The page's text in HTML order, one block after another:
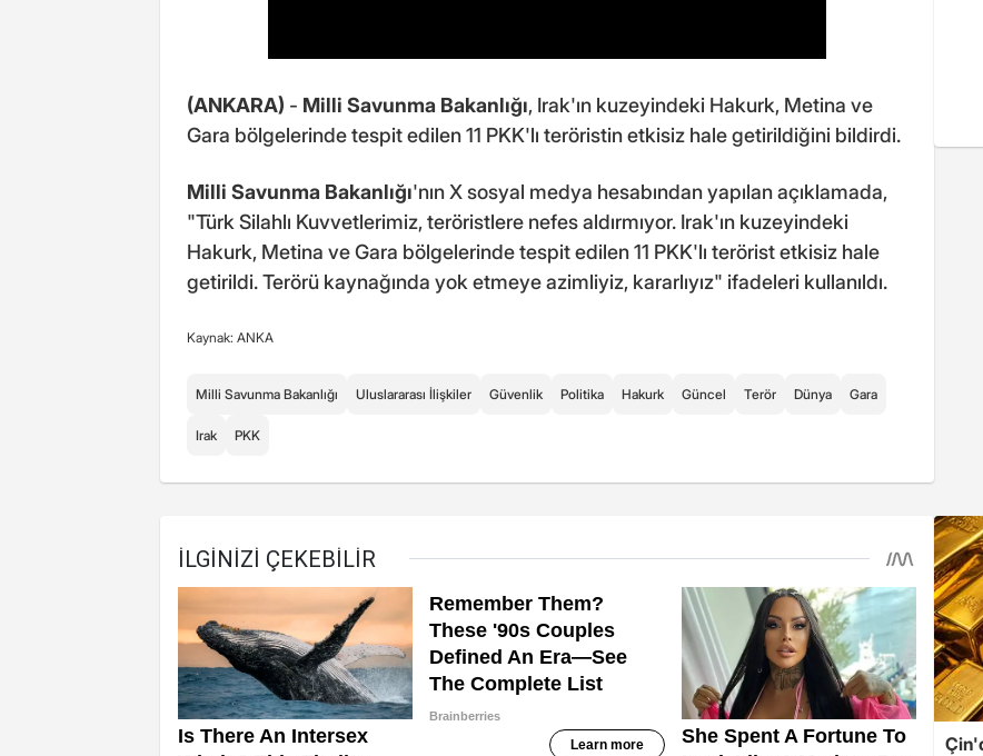
(ANKARA) - Milli Savunma Bakanlığı, Irak'ın kuzeyindeki Hakurk, Metina ve
Gara bölgelerinde tespit edilen 11 PKK'lı teröristin etkisiz hale getirildiğini bildirdi.
Milli Savunma Bakanlığı'nın X sosyal medya hesabından yapılan açıklamada,
"Türk Silahlı Kuvvetlerimiz, teröristlere nefes aldırmıyor. Irak'ın kuzeyindeki
Hakurk, Metina ve Gara bölgelerinde tespit edilen 11 PKK'lı terörist etkisiz hale
getirildi. Terörü kaynağında yok etmeye azimliyiz, kararlıyız" ifadeleri kullanıldı.
Kaynak: ANKA
Milli Savunma Bakanlığı Uluslararası İlişkiler Güvenlik Politika Hakurk Güncel Terör Dünya Gara
Irak PKK